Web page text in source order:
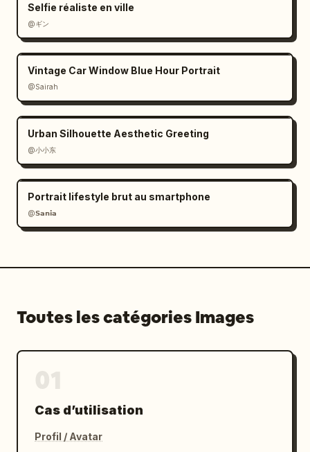
Selfie réaliste en ville
@ギン
Vintage Car Window Blue Hour Portrait
@Sairah
Urban Silhouette Aesthetic Greeting
@小小东
Portrait lifestyle brut au smartphone
@𝗦𝗮𝗻𝗶𝗮
Toutes les catégories Images
Cas d’utilisation
Profil / Avatar